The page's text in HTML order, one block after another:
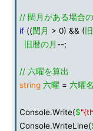
// 閏月がある場合
if ((閏月 > 0) && (
旧暦の月 --;
// 六曜を算出
string 六曜 = 六曜
Console.Write($
Console.WriteLine(